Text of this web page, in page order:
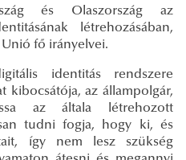
és Olaszország az
létrehozásában,
fő irányelvei.
identitás rendszere
kibocsátója, az állampolgár,
az általa létrehozott
tudni fogja, hogy ki, és
így nem lesz szükség